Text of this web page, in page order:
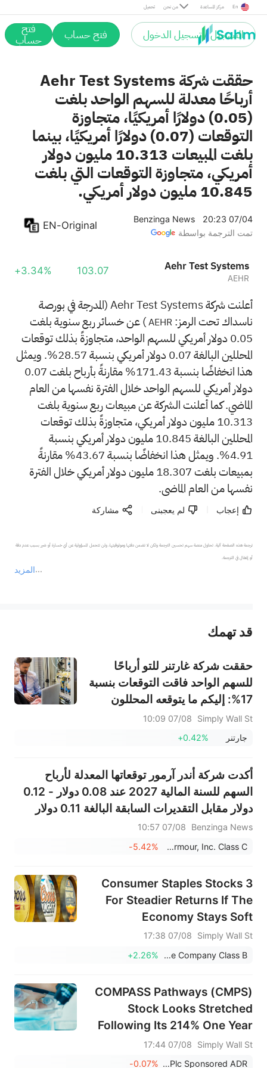
تحميل من نحن مركز المساعدة En
التسجيل / تسجيل الدخول فتح حساب فتح
حساب
حققت شركة Aehr Test Systems
أرباحًا معدلة للسهم الواحد بلغت
(0.05) دولارًا أمريكيًا، متجاوزة
التوقعات (0.07) دولارًا أمريكيًا، بينما
بلغت المبيعات 10.313 مليون دولار
أمريكي، متجاوزة التوقعات التي بلغت
10.845 مليون دولار أمريكي.
Benzinga News
20:23 07/04
تمت الترجمة بواسطة
EN-Original
Aehr Test Systems
AEHR
103.07
+3.34%
أعلنت شركة Aehr Test Systems (المدرجة في بورصة
ناسداك تحت الرمز: AEHR) عن خسائر ربع سنوية بلغت
0.05 دولار أمريكي للسهم الواحد، متجاوزةً بذلك توقعات
المحللين البالغة 0.07 دولار أمريكي بنسبة 28.57%. ويمثل
هذا انخفاضًا بنسبة 171.43% مقارنةً بأرباح بلغت 0.07
دولار أمريكي للسهم الواحد خلال الفترة نفسها من العام
الماضي. كما أعلنت الشركة عن مبيعات ربع سنوية بلغت
10.313 مليون دولار أمريكي، متجاوزةً بذلك توقعات
المحللين البالغة 10.845 مليون دولار أمريكي بنسبة
4.91%. ويمثل هذا انخفاضًا بنسبة 43.67% مقارنةً
بمبيعات بلغت 18.307 مليون دولار أمريكي خلال الفترة
نفسها من العام الماضي.
إعجاب لم يعجبنى مشاركة
المزيد
ترجمة هذه الصفحة آلية. تحاول منصة سهم تحسين الترجمة ولكن لا تضمن دقتها وموثوقيتها، ولن تتحمل المسؤولية عن أي خسارة أو ضرر بسبب عدم دقة
أو إغفال في الترجمة.
عند الضرورة، يرجى استشارة مستشار استثمار محترف. لا تقدم منصة سهم أي مشورة استثمارية، ولا تقدم أي التزامات أو ضمانات.
قد تهمك
حققت شركة غارتنر للتو أرباحًا
للسهم الواحد فاقت التوقعات بنسبة
17%: إليكم ما يتوقعه المحللون
لاحقًا
Simply Wall St
07/08 10:09
جارتنر
+0.42%
أكدت شركة أندر آرمور توقعاتها المعدلة لأرباح
السهم للسنة المالية 2027 عند 0.08 دولار - 0.12
دولار مقابل التقديرات السابقة البالغة 0.11 دولار
Benzinga News
07/08 10:57
Under Armour, Inc. Class C
-5.42%
3 Consumer Staples Stocks
For Steadier Returns If The
Economy Stays Soft
Simply Wall St
07/08 17:38
Molson Coors Beverage Company Class B
+2.26%
COMPASS Pathways (CMPS)
Stock Looks Stretched
Following Its 214% One Year
Run
Simply Wall St
07/08 17:44
COMPASS Pathways Plc Sponsored ADR
-0.07%